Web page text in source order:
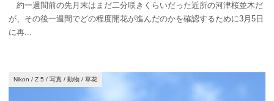
約一週間前の先月末はまだ二分咲きくらいだった近所の河津桜並木だ
が、その後一週間でどの程度開花が進んだのかを確認するために3月5日
に再...
Nikon / Z 5 / 写真 / 動物 / 草花